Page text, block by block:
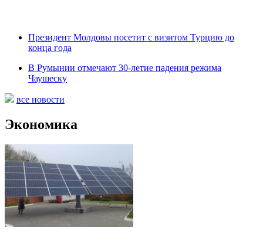
Президент Молдовы посетит с визитом Турцию до
конца года
В Румынии отмечают 30-летие падения режима
Чаушеску
все новости
Экономика